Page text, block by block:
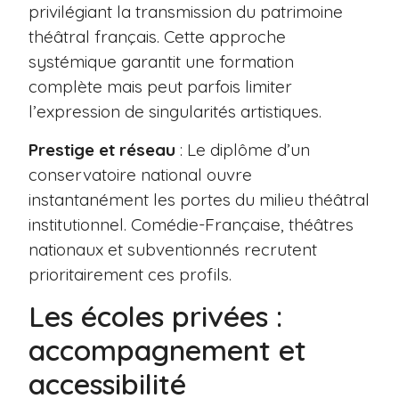
privilégiant la transmission du patrimoine
théâtral français. Cette approche
systémique garantit une formation
complète mais peut parfois limiter
l’expression de singularités artistiques.
Prestige et réseau : Le diplôme d’un
conservatoire national ouvre
instantanément les portes du milieu théâtral
institutionnel. Comédie-Française, théâtres
nationaux et subventionnés recrutent
prioritairement ces profils.
Les écoles privées :
accompagnement et
accessibilité